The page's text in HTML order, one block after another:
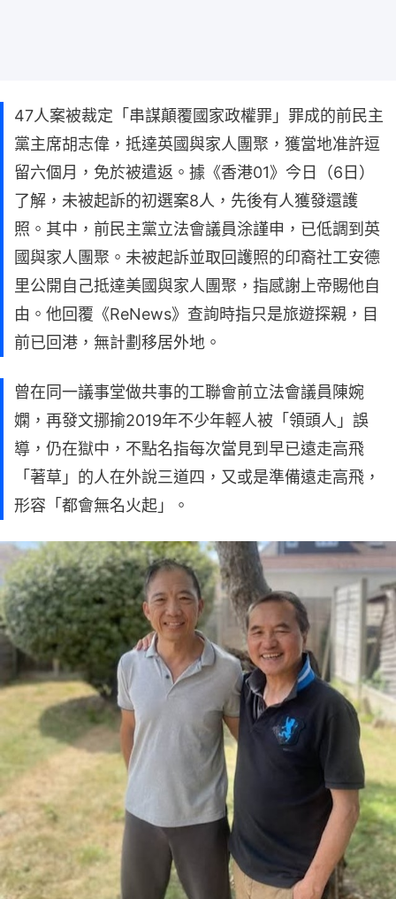
47人案被裁定「串謀顛覆國家政權罪」罪成的前民主
黨主席胡志偉，抵達英國與家人團聚，獲當地准許逗
留六個月，免於被遣返。據《香港01》今日（6日）
了解，未被起訴的初選案8人，先後有人獲發還護
照。其中，前民主黨立法會議員涂謹申，已低調到英
國與家人團聚。未被起訴並取回護照的印裔社工安德
里公開自己抵達美國與家人團聚，指感謝上帝賜他自
由。他回覆《ReNews》查詢時指只是旅遊探親，目
前已回港，無計劃移居外地。
曾在同一議事堂做共事的工聯會前立法會議員陳婉
嫻，再發文挪揄2019年不少年輕人被「領頭人」誤
導，仍在獄中，不點名指每次當見到早已遠走高飛
「著草」的人在外說三道四，又或是準備遠走高飛，
形容「都會無名火起」。